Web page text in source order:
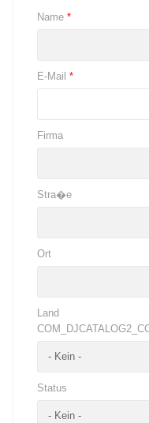
Name *
E-Mail *
Firma
Stra�e
Ort
Land
Status